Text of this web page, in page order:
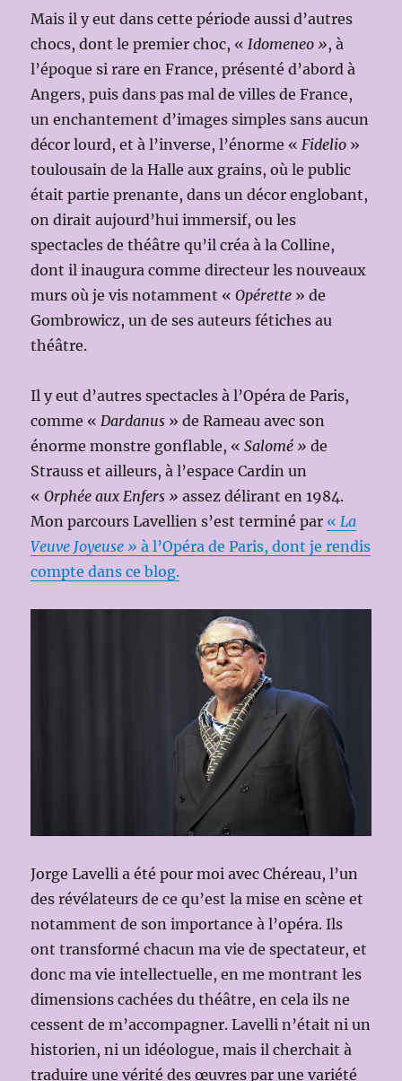
Mais il y eut dans cette période aussi d’autres
chocs, dont le premier choc, « Idomeneo », à
l’époque si rare en France, présenté d’abord à
Angers, puis dans pas mal de villes de France,
un enchantement d’images simples sans aucun
décor lourd, et à l’inverse, l’énorme « Fidelio »
toulousain de la Halle aux grains, où le public
était partie prenante, dans un décor englobant,
on dirait aujourd’hui immersif, ou les
spectacles de théâtre qu’il créa à la Colline,
dont il inaugura comme directeur les nouveaux
murs où je vis notamment «Opérette » de
Gombrowicz, un de ses auteurs fétiches au
théâtre.
Il y eut d’autres spectacles à l’Opéra de Paris,
comme « Dardanus » de Rameau avec son
énorme monstre gonflable, «Salomé »de
Strauss et ailleurs, à l’espace Cardin un
«Orphée aux Enfers » assez délirant en 1984.
Mon parcours Lavellien s’est terminé par « La
Veuve Joyeuse » à l’Opéra de Paris, dont je rendis
compte dans ce blog.
Jorge Lavelli a été pour moi avec Chéreau, l’un
des révélateurs de ce qu’est la mise en scène et
notamment de son importance à l’opéra. Ils
ont transformé chacun ma vie de spectateur, et
donc ma vie intellectuelle, en me montrant les
dimensions cachées du théâtre, en cela ils ne
cessent de m’accompagner. Lavelli n’était ni un
historien, ni un idéologue, mais il cherchait à
traduire une vérité des œuvres par une variété